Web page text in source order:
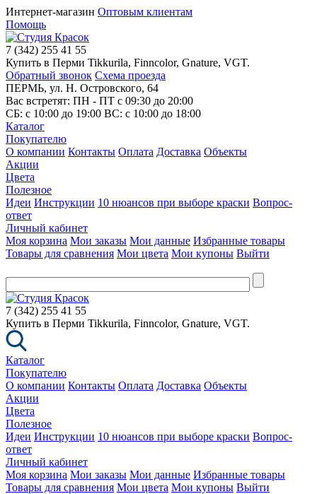
Интернет-магазин Оптовым клиентам
Помощь
7 (342) 255 41 55
Купить в Перми Tikkurila, Finncolor, Gnature, VGT.
Обратный звонок Схема проезда
ПЕРМЬ, ул. Н. Островского, 64
Вас встретят: ПН - ПТ с 09:30 до 20:00
СБ: с 10:00 до 19:00 ВС: с 10:00 до 18:00
Каталог
Покупателю
О компании Контакты Оплата Доставка Объекты
Акции
Цвета
Полезное
Идеи Инструкции 10 нюансов при выборе краски Вопрос-
ответ
Личный кабинет
Моя корзина Мои заказы Мои данные Избранные товары
Товары для сравнения Мои цвета Мои купоны Выйти
7 (342) 255 41 55
Купить в Перми Tikkurila, Finncolor, Gnature, VGT.
Каталог
Покупателю
О компании Контакты Оплата Доставка Объекты
Акции
Цвета
Полезное
Идеи Инструкции 10 нюансов при выборе краски Вопрос-
ответ
Личный кабинет
Моя корзина Мои заказы Мои данные Избранные товары
Товары для сравнения Мои цвета Мои купоны Выйти